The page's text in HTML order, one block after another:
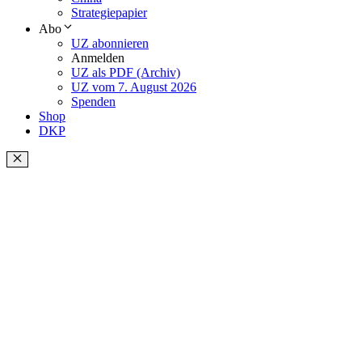
Strategiepapier
Abo
UZ abonnieren
Anmelden
UZ als PDF (Archiv)
UZ vom 7. August 2026
Spenden
Shop
DKP
Schließen